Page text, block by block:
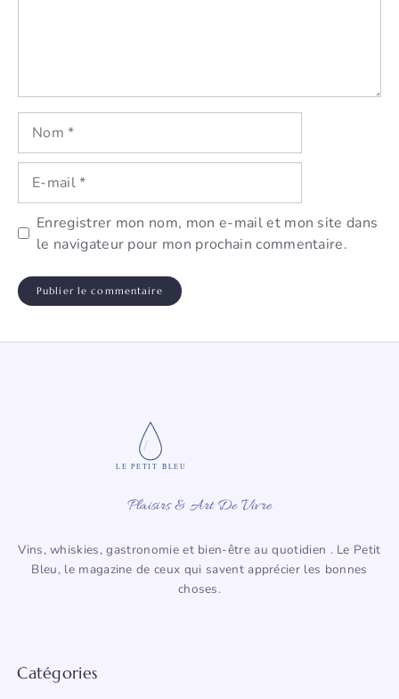
Nom
mail
Enregistrer mon nom, mon e-mail et mon site dans
le navigateur pour mon prochain commentaire.
LE PETIT BLEU
Plaisirs & Art De Vivre
Vins, whiskies, gastronomie et bien-être au quotidien . Le Petit
Bleu, le magazine de ceux qui savent apprécier les bonnes
choses.
Catégories